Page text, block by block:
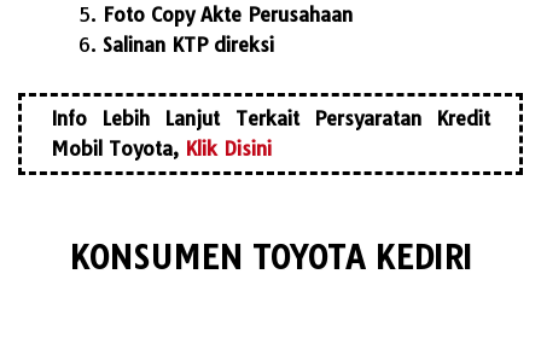
Foto Copy Akte Perusahaan
Salinan KTP direksi
Info Lebih Lanjut Terkait Persyaratan Kredit
Mobil Toyota, Klik Disini
KONSUMEN TOYOTA KEDIRI